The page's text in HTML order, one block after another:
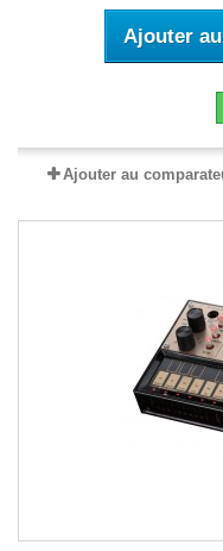
Ajouter
Ajouter au